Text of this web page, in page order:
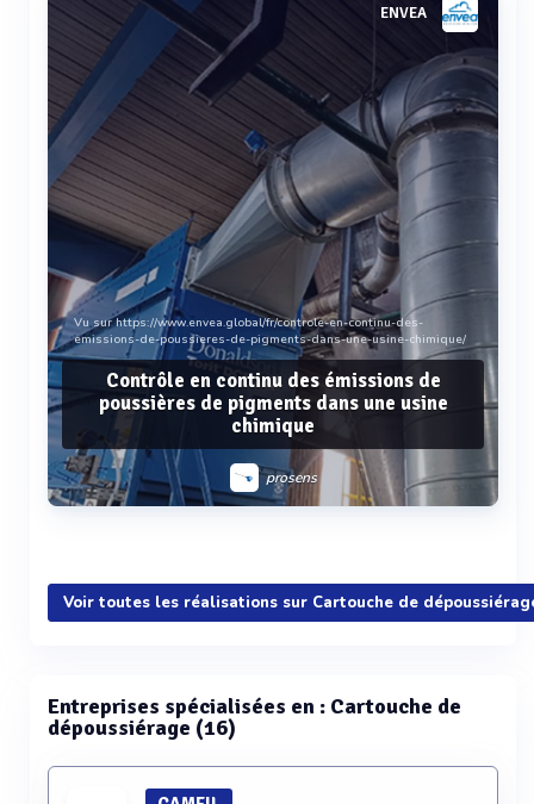
Voir plus ENVEA
Vu sur https://www.envea.global/fr/controle-en-continu-des-
emissions-de-poussieres-de-pigments-dans-une-usine-chimique/
Contrôle en continu des émissions de
poussières de pigments dans une usine
chimique
prosens
Voir plus
Voir toutes les réalisations sur Cartouche de
Entreprises spécialisées en : Cartouche de
dépoussiérage (16)